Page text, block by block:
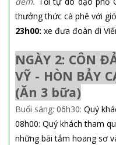
thưởng thức cà phê với
23h00: xe đưa đoàn đi
NGÀY 2: CÔN
VỸ -
(Ăn 3 bữa)
Buổi sáng: 06h30: Quý
08h00: Quý khách tham
những bãi tắm hoang sơ